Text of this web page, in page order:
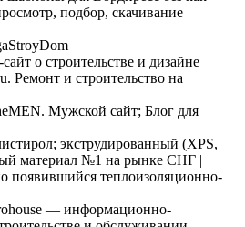
подбор, скачивание
о строительстве и дизайне
Ремонт и строительство на
Мужской сайт; Блог для
экструдированный (XPS,
материал №1 на рынке СНГ |
появившийся теплоизоляционно-
— информационно-